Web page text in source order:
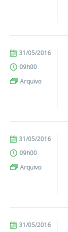
by
Aragão
Published
31/05/2016
09h00
Arquivo
by
Aragão
Published
31/05/2016
09h00
Arquivo
by
Published
31/05/2016